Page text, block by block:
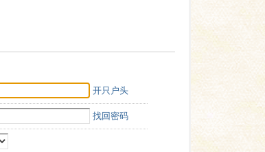
开只户头
找回密码